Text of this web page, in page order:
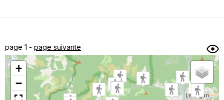
sous-dossiers
Trier par
Horodatage Photos
page 1 - page suivante
+
−